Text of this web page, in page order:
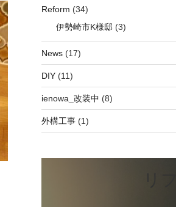
Reform (34)
伊勢崎市K様邸 (3)
News(17)
DIY(11)
ienowa_改装中 (8)
外構工事(1)